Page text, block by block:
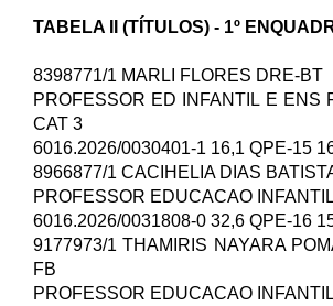
TABELA II (TÍTULOS) - 1º
8398771/1 MARLI FLORES DRE-BT
PROFESSOR ED INFANTIL E ENS
CAT 3
6016.2026/0030401-1 16,1 QPE-15
8966877/1 CACIHELIA DIAS
PROFESSOR EDUCACAO
6016.2026/0031808-0 32,6 QPE-16
9177973/1 THAMIRIS NAYARA
FB
PROFESSOR EDUCACAO